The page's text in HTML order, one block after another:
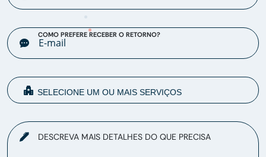
COMO PREFERE RECEBER O RETORNO?
DESCREVA MAIS DETALHES DO QUE PRECISA